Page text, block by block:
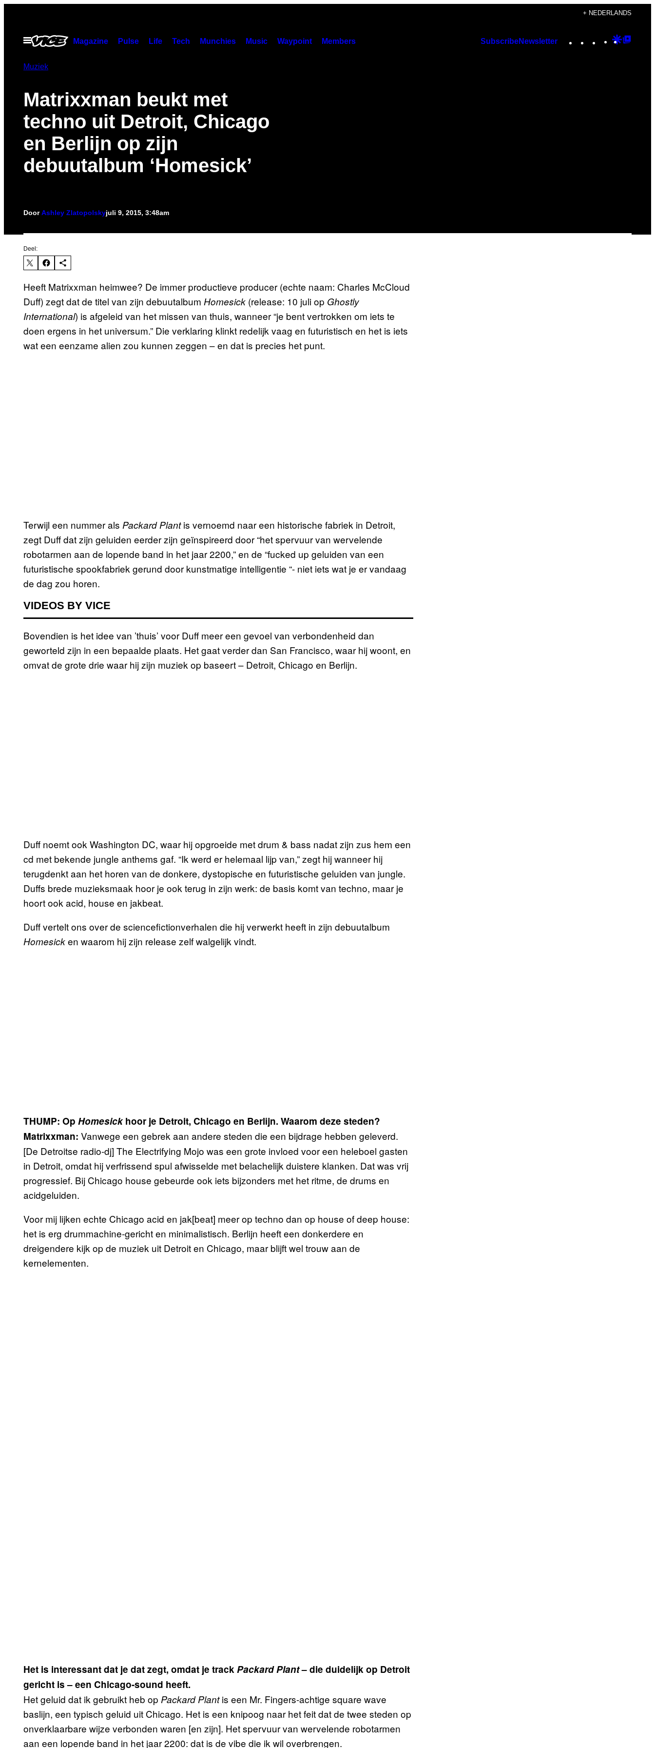
+ NEDERLANDS
Open
menu
Magazine Pulse Life Tech Munchies Music Waypoint Members SubscribeNewsletter Instagram
TikTok
YouTube
Google
Muziek
Matrixxman beukt met
techno uit Detroit, Chicago
en Berlijn op zijn
debuutalbum ‘Homesick’
DoorAshley Zlatopolskyjuli 9, 2015, 3:48am
Deel:
Heeft Matrixxman heimwee? De immer productieve producer (echte naam: Charles McCloud
Duff) zegt dat de titel van zijn debuutalbum Homesick (release: 10 juli op Ghostly
International) is afgeleid van het missen van thuis, wanneer “je bent vertrokken om iets te
doen ergens in het universum.” Die verklaring klinkt redelijk vaag en futuristisch en het is iets
wat een eenzame alien zou kunnen zeggen – en dat is precies het punt.
Terwijl een nummer als Packard Plantis vernoemd naar een historische fabriek in Detroit,
zegt Duff dat zijn geluiden eerder zijn geïnspireerd door “het spervuur van wervelende
robotarmen aan de lopende band in het jaar 2200,” en de “fucked up geluiden van een
futuristische spookfabriek gerund door kunstmatige intelligentie “- niet iets wat je er vandaag
de dag zou horen.
VIDEOS BY VICE
Bovendien is het idee van ’thuis’ voor Duff meer een gevoel van verbondenheid dan
geworteld zijn in een bepaalde plaats. Het gaat verder dan San Francisco, waar hij woont, en
omvat de grote drie waar hij zijn muziek op baseert – Detroit, Chicago en Berlijn.
Duff noemt ook Washington DC, waar hij opgroeide met drum & bass nadat zijn zus hem een
cd met bekende jungle anthems gaf. “Ik werd er helemaal lijp van,” zegt hij wanneer hij
terugdenkt aan het horen van de donkere, dystopische en futuristische geluiden van jungle.
Duffs brede muzieksmaak hoor je ook terug in zijn werk: de basis komt van techno, maar je
hoort ook acid, house en jakbeat.
Duff vertelt ons over de sciencefictionverhalen die hij verwerkt heeft in zijn debuutalbum
Homesicken waarom hij zijn release zelf walgelijk vindt.
THUMP: Op Homesickhoor je Detroit, Chicago en Berlijn. Waarom deze steden?
Matrixxman: Vanwege een gebrek aan andere steden die een bijdrage hebben geleverd.
[De Detroitse radio-dj] The Electrifying Mojo was een grote invloed voor een heleboel gasten
in Detroit, omdat hij verfrissend spul afwisselde met belachelijk duistere klanken. Dat was vrij
progressief. Bij Chicago house gebeurde ook iets bijzonders met het ritme, de drums en
acidgeluiden.
Voor mij lijken echte Chicago acid en jak[beat] meer op techno dan op house of deep house:
het is erg drummachine-gericht en minimalistisch. Berlijn heeft een donkerdere en
dreigendere kijk op de muziek uit Detroit en Chicago, maar blijft wel trouw aan de
kernelementen.
Het is interessant dat je dat zegt, omdat je trackPackard Plant– die duidelijk op Detroit
gericht is – een Chicago-sound heeft.
Het geluid dat ik gebruikt heb op Packard Plantis een Mr. Fingers-achtige square wave
baslijn, een typisch geluid uit Chicago. Het is een knipoog naar het feit dat de twee steden op
onverklaarbare wijze verbonden waren [en zijn]. Het spervuur van wervelende robotarmen
aan een lopende band in het jaar 2200: dat is de vibe die ik wil overbrengen.